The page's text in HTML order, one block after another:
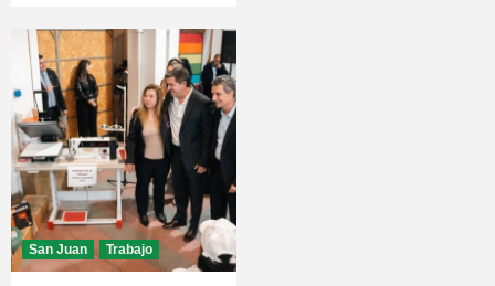
San Juan Trabajo